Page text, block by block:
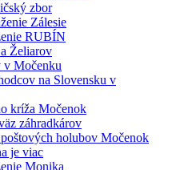
zbor
Zálesie
RUBÍN
Želiarov
v Močenku
na Slovensku v
kríža Močenok
záhradkárov
holubov Močenok
je viac
Monika